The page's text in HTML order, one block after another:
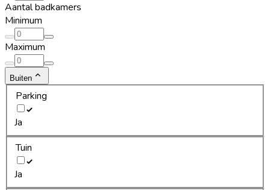
Aantal badkamers
Minimum
Maximum
Buiten
Parking
Ja
Tuin
Ja